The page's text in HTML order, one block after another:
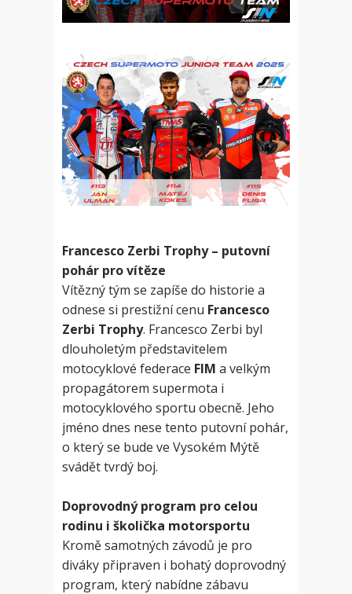
Francesco Zerbi Trophy – putovní
pohár pro vítěze
Vítězný tým se zapíše do historie a
odnese si prestižní cenu Francesco
Zerbi Trophy. Francesco Zerbi byl
dlouholetým představitelem
motocyklové federace FIM a velkým
propagátorem supermota i
motocyklového sportu obecně. Jeho
jméno dnes nese tento putovní pohár,
o který se bude ve Vysokém Mýtě
svádět tvrdý boj.
Doprovodný program pro celou
rodinu i školička motorsportu
Kromě samotných závodů je pro
diváky připraven i bohatý doprovodný
program, který nabídne zábavu